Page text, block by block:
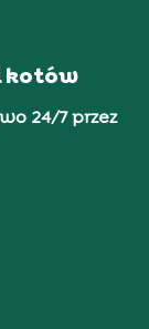
kotów
24/7 przez